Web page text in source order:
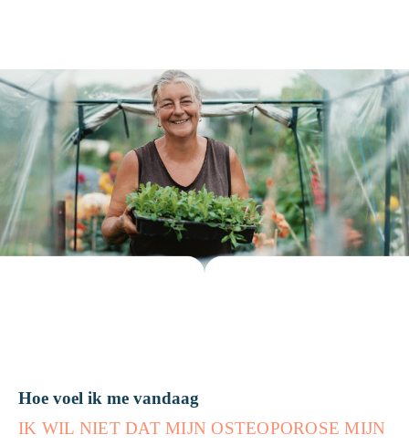
Hoe voel ik me vandaag
IK WIL NIET DAT MIJN OSTEOPOROSE MIJN